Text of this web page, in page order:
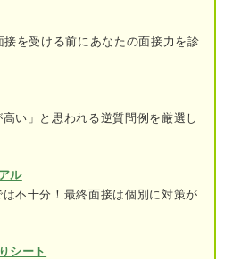
があるか
く出題される質問と回答例
介や自己PRに関する質問
の働き方や条件に関する質問
ルタントが解説！ 病院の面接で絶
を受ける前にあなたの面接力を診
い」と思われる逆質問例を厳選し
ル
不十分！最終面接は個別に対策が
シート